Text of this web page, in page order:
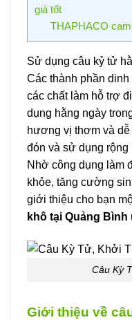
giá tốt
THAPHACO
Sử dụng câu kỷ tử
Các thành phần
các chất làm hỗ trợ
dụng hằng ngày
hương vị thơm và
đón và sử dụng
Nhờ công dụng làm
khỏe, tăng cường
giới thiệu cho bạn
khô tại Quảng Bình
Câu Kỳ
Giới thiệu về